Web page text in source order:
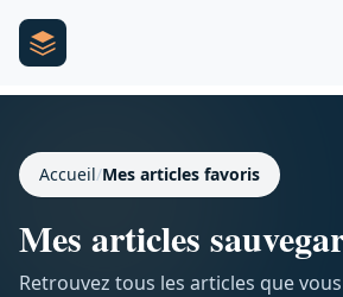
Accueil/Mes articles favoris
Mes articles
Retrouvez tous les articles que